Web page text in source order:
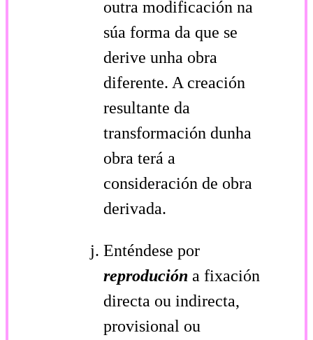
outra modificación na
súa forma da que se
derive unha obra
diferente. A creación
resultante da
transformación dunha
obra terá a
consideración de obra
derivada.
Enténdese por
reprodución a fixación
directa ou indirecta,
provisional ou